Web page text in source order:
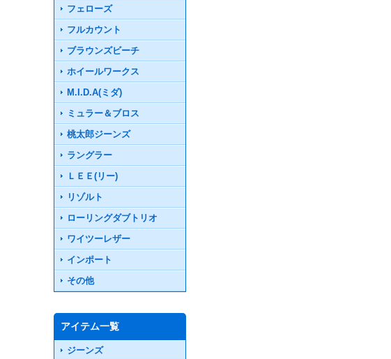
フェローズ
フルカウント
ブラウンズビーチ
ホイールワークス
M.I.D.A(ミダ)
ミュラー＆ブロス
桃太郎ジーンズ
ラングラー
ＬＥＥ(リー)
リゾルト
ローリングダブトリオ
ワイツーレザー
インポート
その他
アイテム一覧
ジーンズ